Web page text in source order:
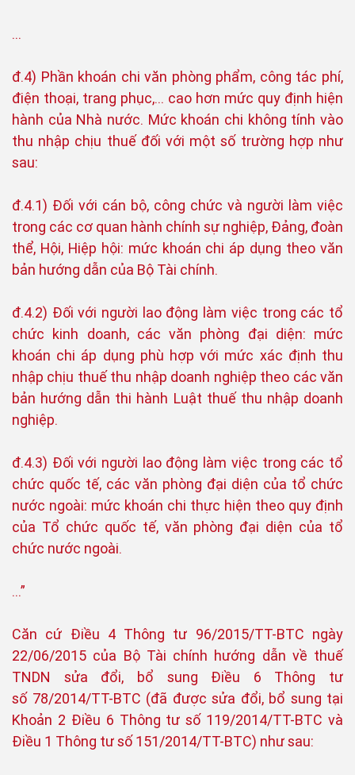
…
đ.4) Phần khoán chi văn phòng phẩm, công tác phí,
điện thoại, trang phục,... cao hơn mức quy định hiện
hành của Nhà nước. Mức khoán chi không tính vào
thu nhập chịu thuế đối với một số trường hợp như
sau:
đ.4.1) Đối với cán bộ, công chức và người làm việc
trong các cơ quan hành chính sự nghiệp, Đảng, đoàn
thể, Hội, Hiệp hội: mức khoán chi áp dụng theo văn
bản hướng dẫn của Bộ Tài chính.
đ.4.2) Đối với người lao động làm việc trong các tổ
chức kinh doanh, các văn phòng đại diện: mức
khoán chi áp dụng phù hợp với mức xác định thu
nhập chịu thuế thu nhập doanh nghiệp theo các văn
bản hướng dẫn thi hành Luật thuế thu nhập doanh
nghiệp.
đ.4.3) Đối với người lao động làm việc trong các tổ
chức quốc tế, các văn phòng đại diện của tổ chức
nước ngoài: mức khoán chi thực hiện theo quy định
của Tổ chức quốc tế, văn phòng đại diện của tổ
chức nước ngoài.
…”
Căn cứ Điều 4 Thông tư 96/2015/TT-BTC ngày
22/06/2015 của Bộ Tài chính hướng dẫn về thuế
TNDN sửa đổi, bổ sung Điều 6 Thông tư
số 78/2014/TT-BTC (đã được sửa đổi, bổ sung tại
Khoản 2 Điều 6 Thông tư số 119/2014/TT-BTC và
Điều 1 Thông tư số 151/2014/TT-BTC) như sau: